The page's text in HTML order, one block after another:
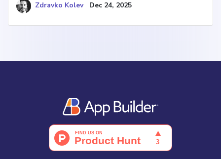
Zdravko Kolev Dec 24, 2025